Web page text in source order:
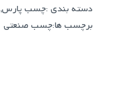
دسته بندی :چسب پارس,
برچسب ها:چسب صنعتی